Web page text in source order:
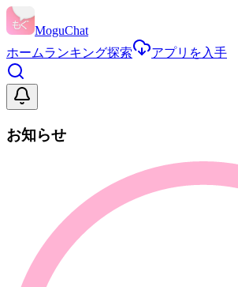
MoguChat
ホームランキング探索 アプリを入手
お知らせ